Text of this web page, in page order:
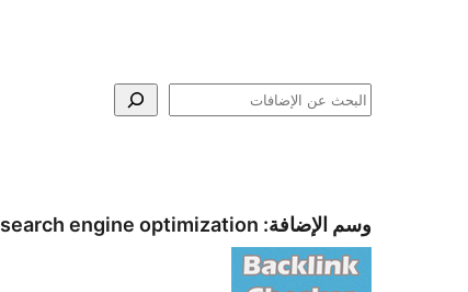
البحث
وسم الإضافة: search engine optimization